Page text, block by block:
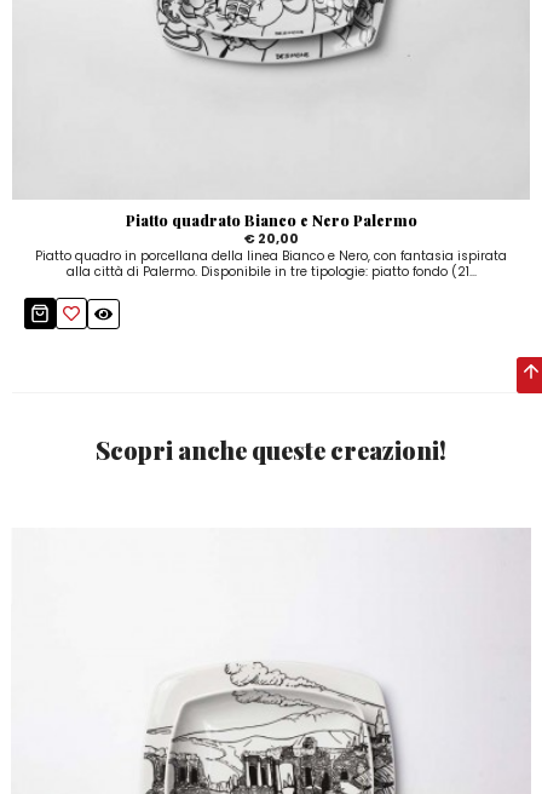
Piatto quadrato Bianco e Nero Palermo
€ 20,00
Piatto quadro in porcellana della linea Bianco e Nero, con fantasia ispirata
alla città di Palermo. Disponibile in tre tipologie: piatto fondo (21...
Scopri anche queste creazioni!